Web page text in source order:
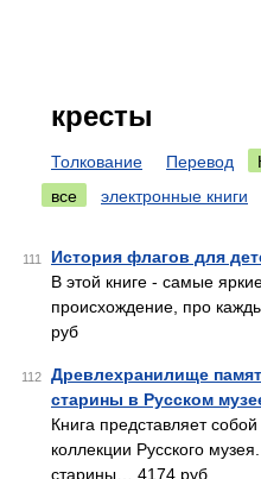
кресты
Толкование Перевод
все
электронные книги
111 История флагов для
В этой книге - самые
происхождение, про
руб
112
Древлехранилище
старины в Русском
Книга представляет
коллекции Русского
старины… 4174 руб